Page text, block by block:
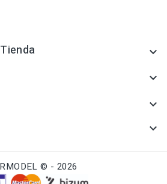




© - 2026